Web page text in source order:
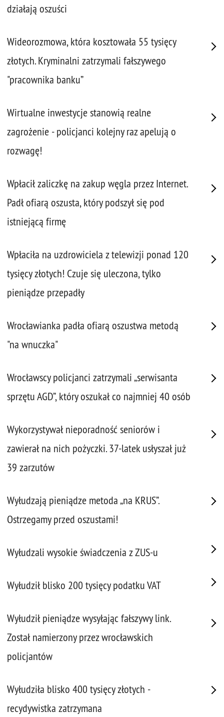
działają oszuści
Wideorozmowa, która kosztowała 55 tysięcy
złotych. Kryminalni zatrzymali fałszywego
"pracownika banku”
Wirtualne inwestycje stanowią realne
zagrożenie - policjanci kolejny raz apelują o
rozwagę!
Wpłacił zaliczkę na zakup węgla przez Internet.
Padł ofiarą oszusta, który podszył się pod
istniejącą firmę
Wpłaciła na uzdrowiciela z telewizji ponad 120
tysięcy złotych! Czuje się uleczona, tylko
pieniądze przepadły
Wrocławianka padła ofiarą oszustwa metodą
"na wnuczka"
Wrocławscy policjanci zatrzymali „serwisanta
sprzętu AGD”, który oszukał co najmniej 40 osób
Wykorzystywał nieporadność seniorów i
zawierał na nich pożyczki. 37-latek usłyszał już
39 zarzutów
Wyłudzają pieniądze metoda „na KRUS”.
Ostrzegamy przed oszustami!
Wyłudzali wysokie świadczenia z ZUS-u
Wyłudził blisko 200 tysięcy podatku VAT
Wyłudził pieniądze wysyłając fałszywy link.
Został namierzony przez wrocławskich
policjantów
Wyłudziła blisko 400 tysięcy złotych -
recydywistka zatrzymana